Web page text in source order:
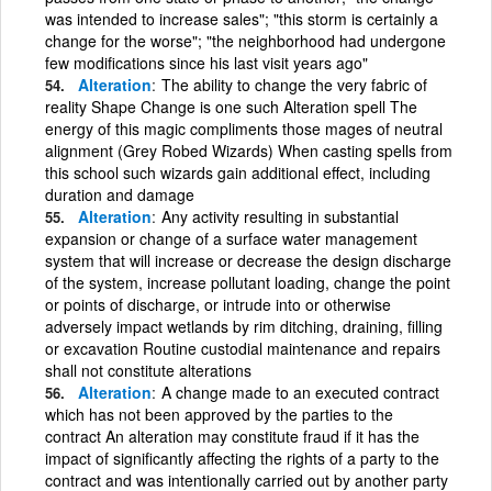
was intended to increase sales"; "this storm is certainly a
change for the worse"; "the neighborhood had undergone
few modifications since his last visit years ago"
Alteration The ability to change the very fabric of
reality Shape Change is one such Alteration spell The
energy of this magic compliments those mages of neutral
alignment (Grey Robed Wizards) When casting spells from
this school such wizards gain additional effect, including
duration and damage
Alteration Any activity resulting in substantial
expansion or change of a surface water management
system that will increase or decrease the design discharge
of the system, increase pollutant loading, change the point
or points of discharge, or intrude into or otherwise
adversely impact wetlands by rim ditching, draining, filling
or excavation Routine custodial maintenance and repairs
shall not constitute alterations
Alteration A change made to an executed contract
which has not been approved by the parties to the
contract An alteration may constitute fraud if it has the
impact of significantly affecting the rights of a party to the
contract and was intentionally carried out by another party